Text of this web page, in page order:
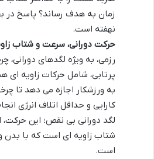
زمان به هدف رساند؟ پاسخ در
نهفته است.
حرکت دورانی، سرعت و شتاب
رزمی، به ویژه لگدهای
پرتابی، شامل حرکات زاویه ای
به ورزشکار اجازه می دهد تا
کارایی و حداقل اتلاف انرژی
لگد دورانی بی نقص؛ این
شتاب زاویه ای است که با
است.